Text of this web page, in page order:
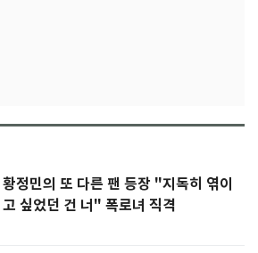
황정민의 또 다른 팬 등장 "지독히 엮이
고 싶었던 건 너" 폭로녀 직격